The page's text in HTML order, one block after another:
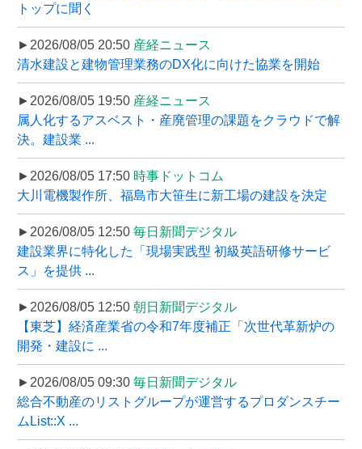
トップに聞く
►2026/08/05 20:50 産経ニュース
清水建設と建物管理業務のDX化に向けた協業を開始
►2026/08/05 19:50 産経ニュース
属人化するアスベスト・産廃管理の課題をクラウドで解
決。建設業 ...
►2026/08/05 17:50 時事ドットコム
大川電機製作所、福島市大笹生に新工場の建設を決定
►2026/08/05 12:50 毎日新聞デジタル
建設業界に特化した「現場実践型 初級英語研修サービ
ス」を提供 ...
►2026/08/05 12:50 朝日新聞デジタル
【東芝】経済産業省の令和7年度補正「次世代革新炉の
開発・建設に ...
►2026/08/05 09:30 毎日新聞デジタル
総合不動産のリストグループが運営するプロダンスチー
ムList::X ...